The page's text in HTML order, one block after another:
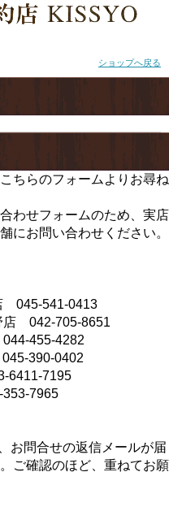
ショップへ戻る
ちらのフォームよりお尋ね
わせフォームのため、実店
にお問い合わせください。
045-541-0413
店 042-705-8651
455-4282
390-0402
6411-7195
7965
お問合せの返信メールが届
ご確認のほど、重ねてお願